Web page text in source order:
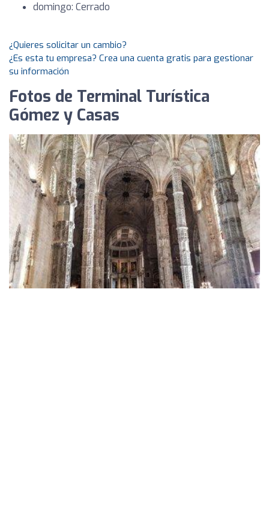
domingo: Cerrado
¿Quieres solicitar un cambio?
¿Es esta tu empresa? Crea una cuenta gratis para gestionar
su información
Fotos de Terminal Turística
Gómez y Casas